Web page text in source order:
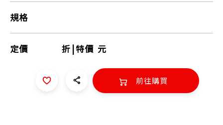
規格
定價 折 |特價 元
前往購買